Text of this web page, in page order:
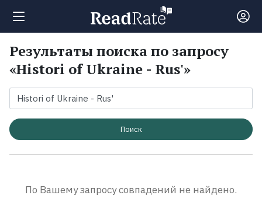
Поиск
Новости
Рейтинги
Результаты поиска по запросу
«Histori of Ukraine - Rus'»
Поиск
По Вашему запросу совпадений не найдено.